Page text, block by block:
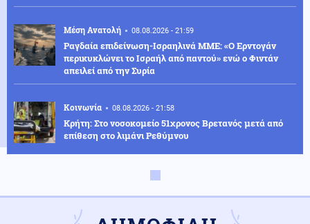
Μέση Ανατολή 08.08.2026 - 21:59
Ραγδαία επιδείνωση-Ισραηλινά ΜΜΕ: «Ο Ερντογάν
περικυκλώνει το Ισραήλ από παντού» ενώ ο Φιντάν
απειλεί από την Συρία
Κοινωνία 08.08.2026 - 21:58
Κρήτη: Στο νοσοκομείο 51χρονος Βρετανός μετά από
επίθεση στο λιμάνι Ρεθύμνου
08.08.2026 - 21:50
Ερυθρός Σταυρός: Επίθεση σε νοσηλεύτρια στα
επείγοντα - «Την άρπαξε από τα μαλλιά και τη
χτύπησε»